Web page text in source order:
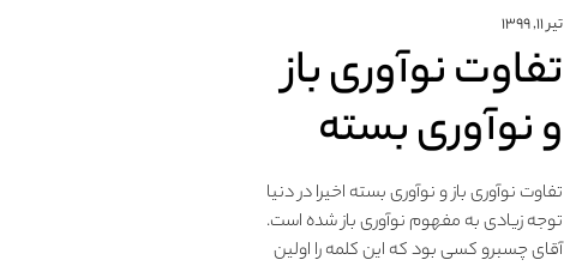
تیر ۱۱, ۱۳۹۹
تفاوت نوآوری باز
و نوآوری بسته
تفاوت نوآوری باز و نوآوری بسته اخیرا در دنیا
توجه زیادی به مفهوم نوآوری باز شده است.
آقای چسبرو کسی بود که این کلمه را اولین